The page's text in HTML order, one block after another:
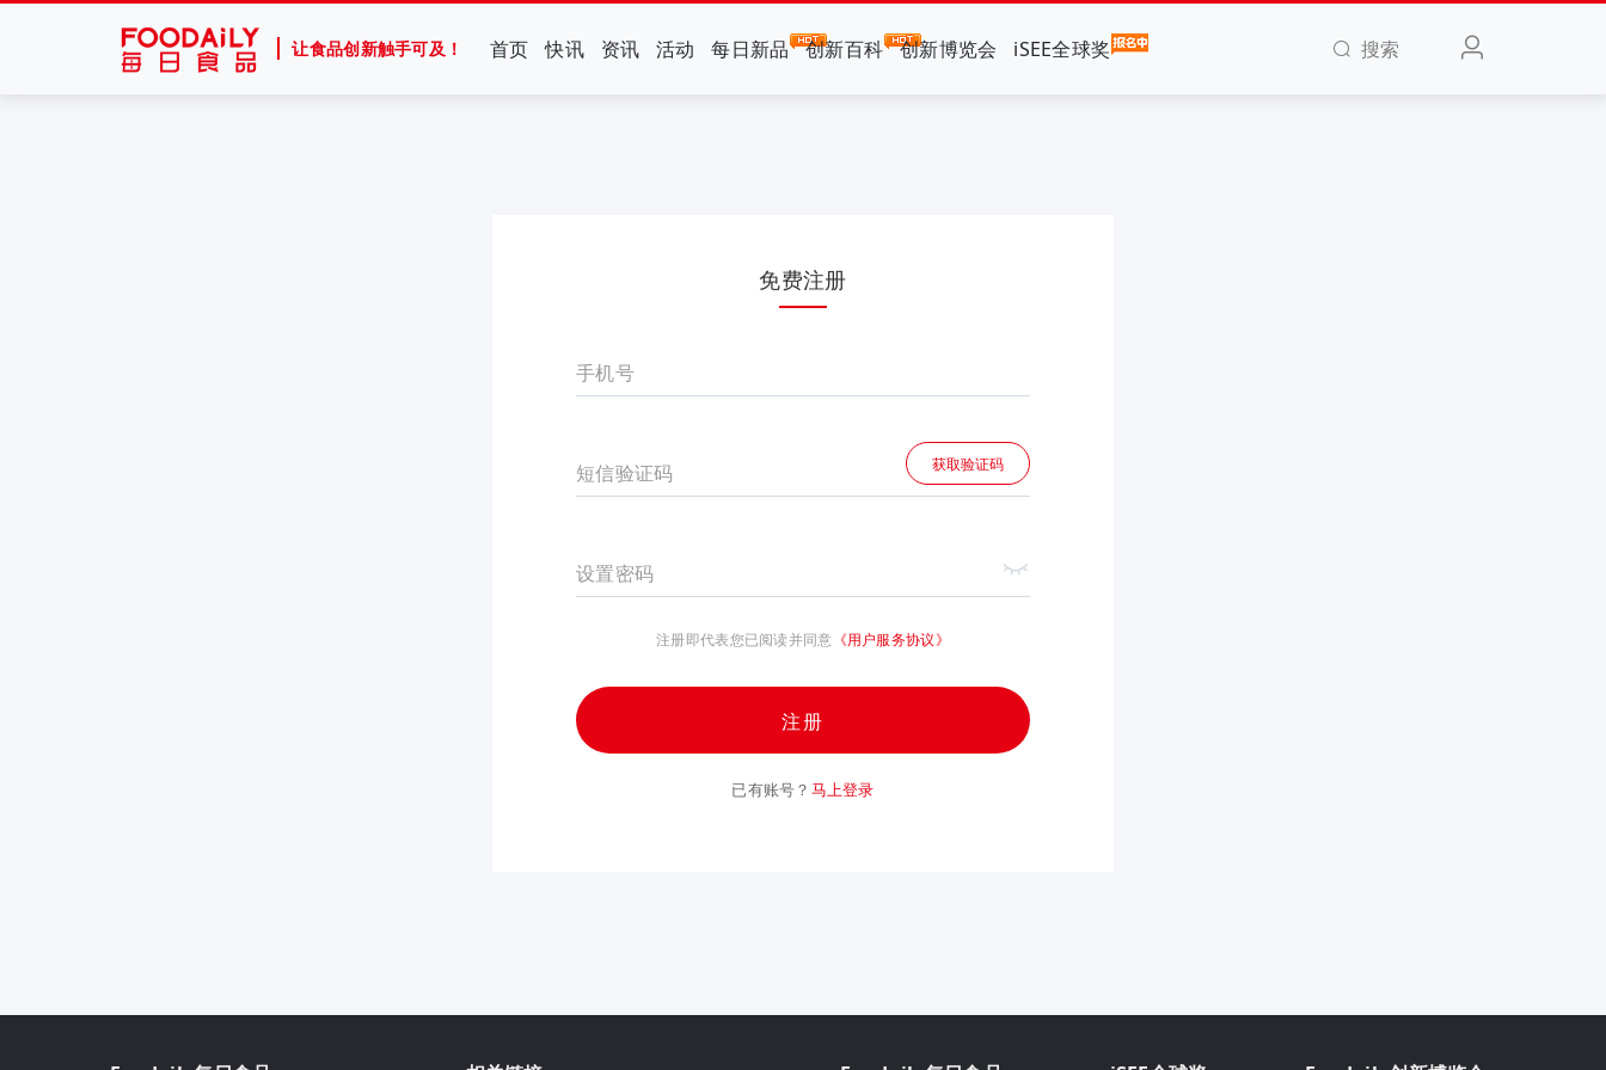
让食品创新触手可及！ 首页 快讯 资讯 活动 每日新品 创新百科 创新博览会 iSEE全球奖 搜索
免费注册
手机号
短信验证码 获取验证码
设置密码
注册即代表您已阅读并同意 《用户服务协议》
注册
已有账号？ 马上登录